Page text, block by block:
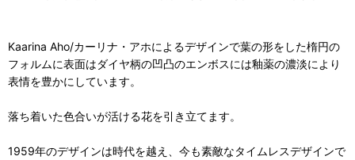
Kaarina Aho/カーリナ・アホによるデザインで葉の形をした楕円の
フォルムに表面はダイヤ柄の凹凸のエンボスには釉薬の濃淡により
表情を豊かにしています。
落ち着いた色合いが活ける花を引き立てます。
1959年のデザインは時代を越え、今も素敵なタイムレスデザインで